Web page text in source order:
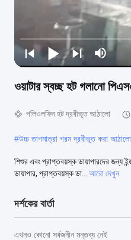
ওয়াটার স্বচ্ছ হট গলানো
পলিওলফিন হট দ্রবীভূত আঠালো
#উচ্চ তাপমাত্রা গরম দ্রবীভূত করা আঠালো
শিশুর এবং প্রাপ্তবয়স্ক ডায়াপারদের জন্য
ডায়াপার, প্রাপ্তবয়স্ক ডা...
আরো দেখুন
দর্শকের বার্তা
এখনও কোনো সর্বজনীন মন্তব্য নেই